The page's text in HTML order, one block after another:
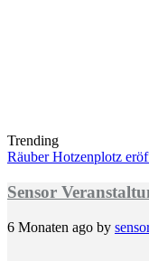
Trending
Räuber Hotzenplotz
Sensor
6 Monaten ago by